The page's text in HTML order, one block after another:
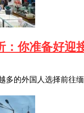
你准备好迎
多的外国人选择前往